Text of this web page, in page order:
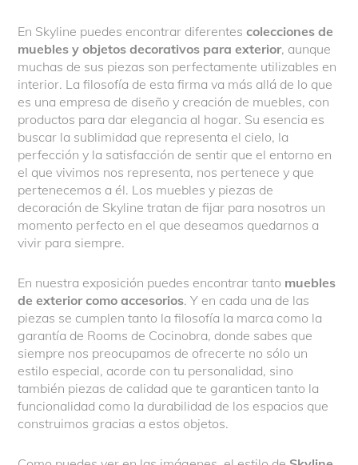
En Skyline puedes encontrar diferentescolecciones de
muebles y objetos decorativos para exterior, aunque
muchas de sus piezas son perfectamente utilizables en
interior. La filosofía de esta firma va más allá de lo que
es una empresa de diseño y creación de muebles, con
productos para dar elegancia al hogar. Su esencia es
buscar la sublimidad que representa el cielo, la
perfección y la satisfacción de sentir que el entorno en
el que vivimos nos representa, nos pertenece y que
pertenecemos a él. Los muebles y piezas de
decoración de Skyline tratan de fijar para nosotros un
momento perfecto en el que deseamos quedarnos a
vivir para siempre.
En nuestra exposición puedes encontrar tanto muebles
de exterior como accesorios. Y en cada una de las
piezas se cumplen tanto la filosofía la marca como la
garantía de Rooms de Cocinobra, donde sabes que
siempre nos preocupamos de ofrecerte no sólo un
estilo especial, acorde con tu personalidad, sino
también piezas de calidad que te garanticen tanto la
funcionalidad como la durabilidad de los espacios que
construimos gracias a estos objetos.